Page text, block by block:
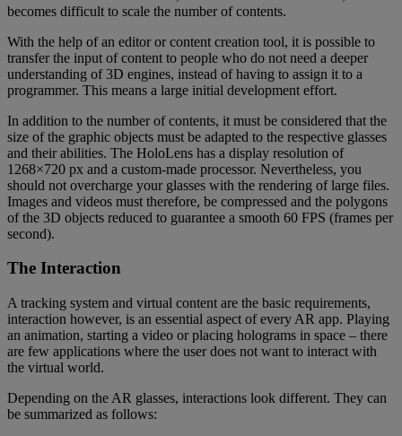
becomes difficult to scale the number of contents.
With the help of an editor or content creation tool, it is possible to
transfer the input of content to people who do not need a deeper
understanding of 3D engines, instead of having to assign it to a
programmer. This means a large initial development effort.
In addition to the number of contents, it must be considered that the
size of the graphic objects must be adapted to the respective glasses
and their abilities. The HoloLens has a display resolution of
1268×720 px and a custom-made processor. Nevertheless, you
should not overcharge your glasses with the rendering of large files.
Images and videos must therefore, be compressed and the polygons
of the 3D objects reduced to guarantee a smooth 60 FPS (frames per
second).
The Interaction
A tracking system and virtual content are the basic requirements,
interaction however, is an essential aspect of every AR app. Playing
an animation, starting a video or placing holograms in space – there
are few applications where the user does not want to interact with
the virtual world.
Depending on the AR glasses, interactions look different. They can
be summarized as follows: